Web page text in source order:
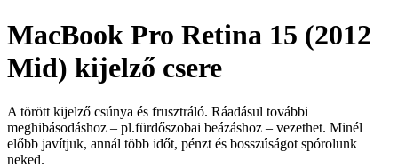
MacBook Pro Retina 15 (2012
Mid) kijelző csere
A törött kijelző csúnya és frusztráló. Ráadásul további
meghibásodáshoz – pl.fürdőszobai beázáshoz – vezethet. Minél
előbb javítjuk, annál több időt, pénzt és bosszúságot spórolunk
neked.